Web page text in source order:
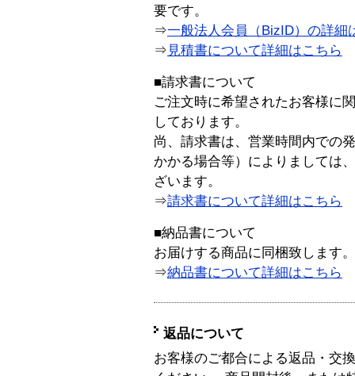
要です。
⇒一般法人会員（BizID）の詳細
⇒ 見積書について詳細はこちら
■請求書について
ご注文時に希望されたお客様に
しております。
尚、請求書は、営業時間内での
かかる場合等）によりましては
ざいます。
⇒請求書について詳細はこちら
■納品書について
お届けする商品に同梱致します。
⇒納品書について詳細はこちら
返品について
お客様のご都合による返品・交